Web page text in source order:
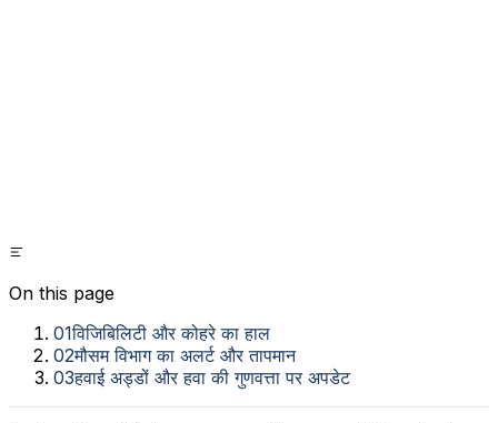
On this page
01विजिबिलिटी और कोहरे का हाल
02मौसम विभाग का अलर्ट और तापमान
03हवाई अड्डों और हवा की गुणवत्ता पर अपडेट